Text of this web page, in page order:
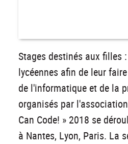
Stages destinés aux filles
lycéennes afin de leur
de l'informatique et de la
organisés par
Can Code! » 2018 se
à Nantes, Lyon, Paris. La